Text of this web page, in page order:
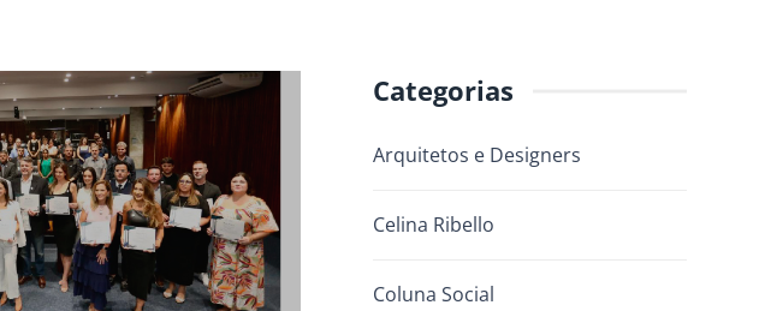
Categorias
Arquitetos e Designers
Celina Ribello
Coluna Social